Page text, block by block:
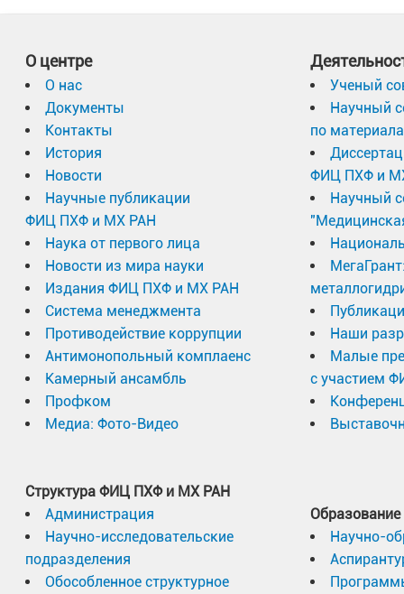
О центре
О нас
Документы
Контакты
История
Новости
Научные публикации
ФИЦ ПХФ и МХ РАН
Наука от первого лица
Новости из мира науки
Издания ФИЦ ПХФ и МХ РАН
Система менеджмента
Противодействие коррупции
Антимонопольный комплаенс
Камерный ансамбль
Профком
Медиа: Фото-Видео
Структура ФИЦ ПХФ и МХ РАН
Администрация
Научно-исследовательские
подразделения
Обособленное структурное
Ученый
Научный
по
ФИЦ ПХФ и
Научный
Наши
Малые
с участием
Образование
Научно-